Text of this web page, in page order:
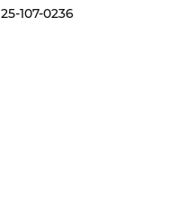
25-107-0236